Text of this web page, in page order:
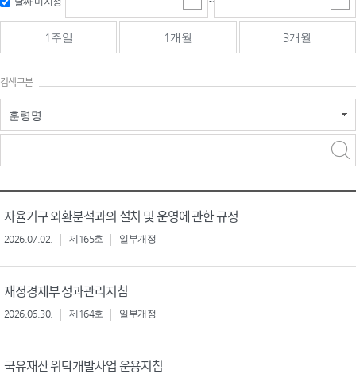
시
작
일
선
마
감
선
1주일 1개월 3개월
검색구분
훈령명
자율기구 외환분석과의 설치 및 운영에 관한 규정
2026.07.02. 제165호 일부개정
재정경제부 성과관리지침
2026.06.30. 제164호 일부개정
국유재산 위탁개발사업 운용지침